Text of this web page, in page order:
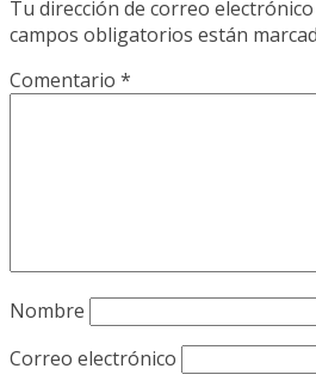
Tu dirección de correo
campos obligatorios están
Comentario *
Nombre
Correo electrónico